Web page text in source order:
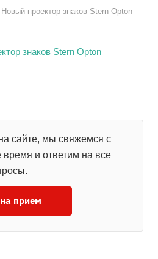
Новый проектор знаков Stern Opton
сайте, мы свяжемся с
и ответим на все
прием